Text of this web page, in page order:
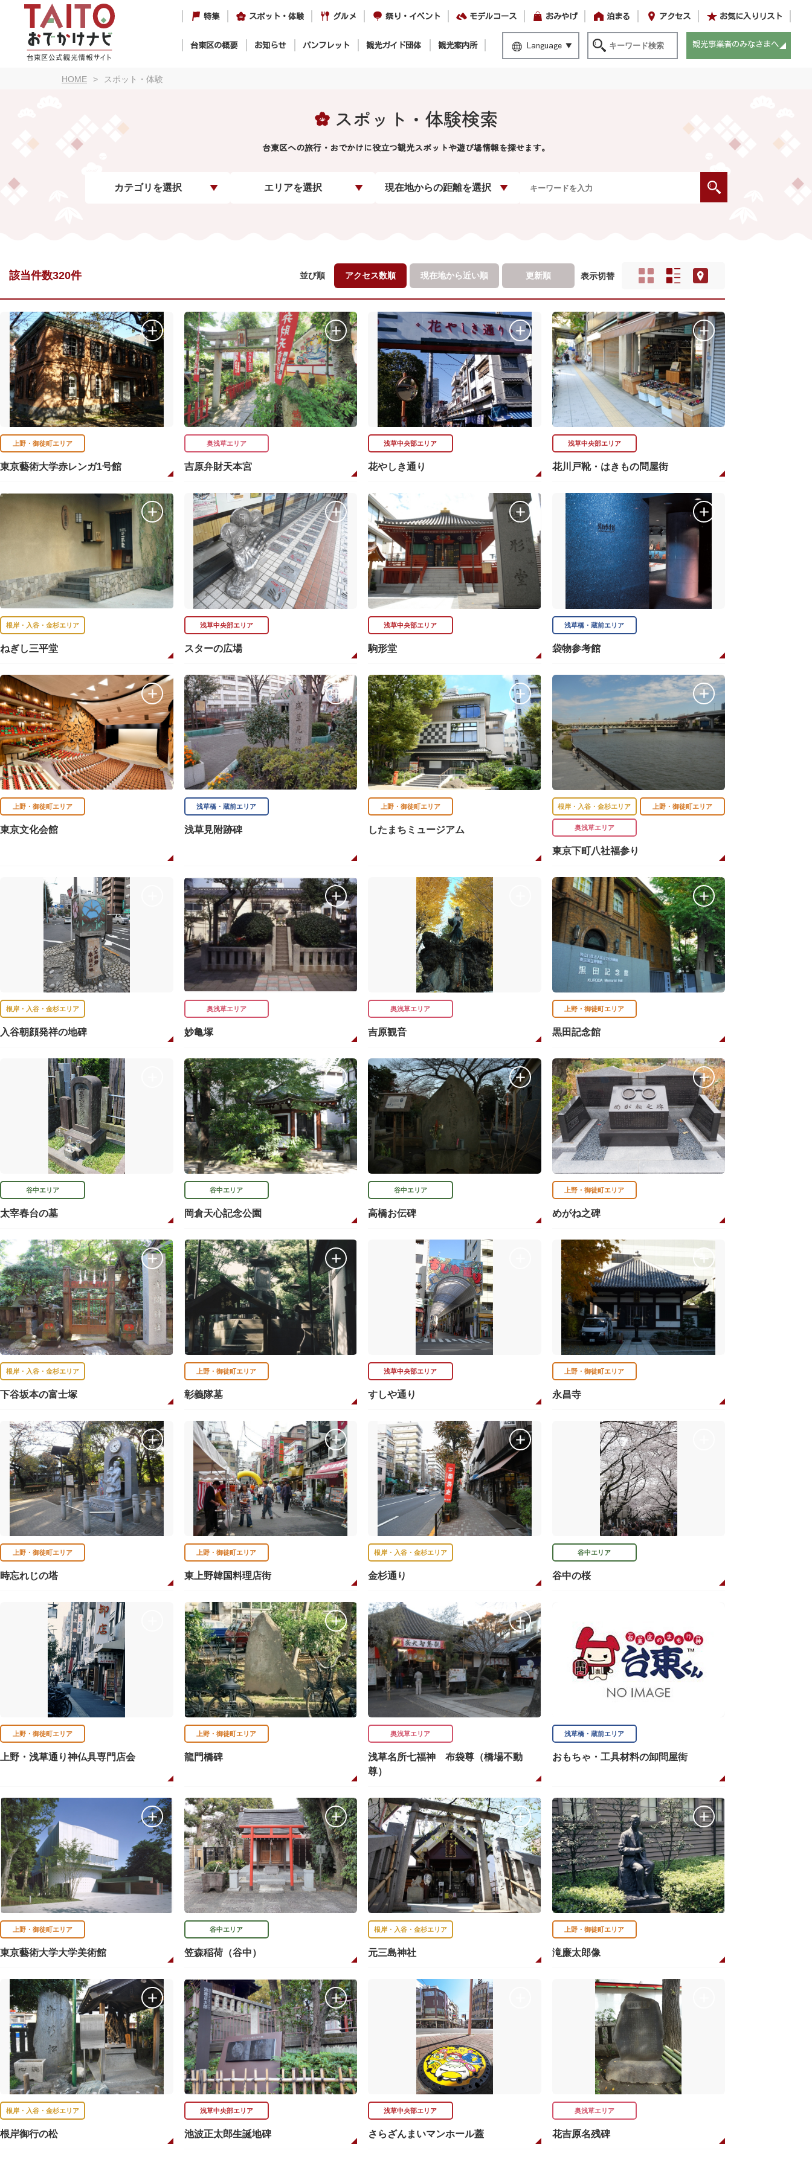
特集 スポット・体験 グルメ 祭り・イベント モデルコース おみやげ 泊まる アクセス お気に入りリスト
台東区の概要 お知らせ パンフレット 観光ガイド団体 観光案内所 Language 観光事業者のみなさまへ
HOME スポット・体験
スポット・体験検索
台東区への旅行・おでかけに役立つ観光スポットや遊び場情報を探せます。
カテゴリを選択 エリアを選択 現在地からの距離を選択
該当件数320件 並び順 アクセス数順 現在地から近い順 更新順 表示切替
上野・御徒町エリア
東京藝術大学赤レンガ1号館
奥浅草エリア
吉原弁財天本宮
浅草中央部エリア
花やしき通り
浅草中央部エリア
花川戸靴・はきもの問屋街
根岸・入谷・金杉エリア
ねぎし三平堂
浅草中央部エリア
スターの広場
浅草中央部エリア
駒形堂
浅草橋・蔵前エリア
袋物参考館
上野・御徒町エリア
東京文化会館
浅草橋・蔵前エリア
浅草見附跡碑
上野・御徒町エリア
したまちミュージアム
根岸・入谷・金杉エリア 上野・御徒町エリア
奥浅草エリア
東京下町八社福参り
根岸・入谷・金杉エリア
入谷朝顔発祥の地碑
奥浅草エリア
妙亀塚
奥浅草エリア
吉原観音
上野・御徒町エリア
黒田記念館
谷中エリア
太宰春台の墓
谷中エリア
岡倉天心記念公園
谷中エリア
高橋お伝碑
上野・御徒町エリア
めがね之碑
根岸・入谷・金杉エリア
下谷坂本の富士塚
上野・御徒町エリア
彰義隊墓
浅草中央部エリア
すしや通り
上野・御徒町エリア
永昌寺
上野・御徒町エリア
時忘れじの塔
上野・御徒町エリア
東上野韓国料理店街
根岸・入谷・金杉エリア
金杉通り
谷中エリア
谷中の桜
上野・御徒町エリア
上野・浅草通り神仏具専門店会
上野・御徒町エリア
龍門橋碑
奥浅草エリア
浅草名所七福神 布袋尊（橋場不動
尊）
浅草橋・蔵前エリア
おもちゃ・工具材料の卸問屋街
上野・御徒町エリア
東京藝術大学大学美術館
谷中エリア
笠森稲荷（谷中）
根岸・入谷・金杉エリア
元三島神社
上野・御徒町エリア
滝廉太郎像
根岸・入谷・金杉エリア
根岸御行の松
浅草中央部エリア
池波正太郎生誕地碑
浅草中央部エリア
さらざんまいマンホール蓋
奥浅草エリア
花吉原名残碑